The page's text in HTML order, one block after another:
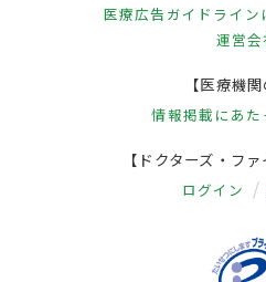
医療広告ガイドライン
運営会
【医療機関
情報掲載にあた
【ドクターズ・フ
ログイン